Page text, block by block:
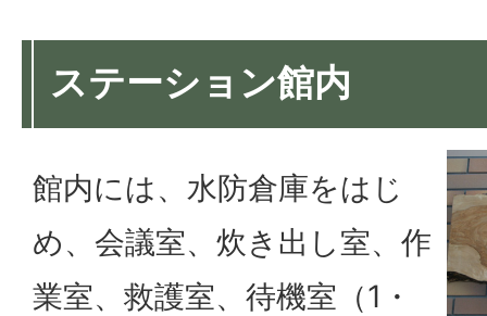
ステーション館内
館内には、水防倉庫をはじ
め、会議室、炊き出し室、作
業室、救護室、待機室（1・